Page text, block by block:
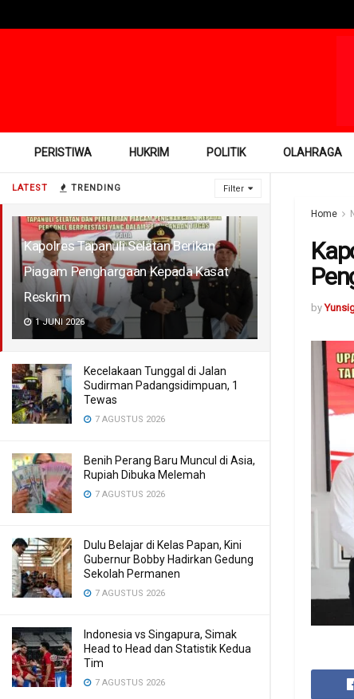
LATEST TRENDING Filter
Kapolres Tapanuli Selatan Berikan
Piagam Penghargaan Kepada Kasat
Reskrim
1 JUNI 2026
Kecelakaan Tunggal di Jalan
Sudirman Padangsidimpuan, 1
Tewas
7 AGUSTUS 2026
Benih Perang Baru Muncul di Asia,
Rupiah Dibuka Melemah
7 AGUSTUS 2026
Dulu Belajar di Kelas Papan, Kini
Gubernur Bobby Hadirkan Gedung
Sekolah Permanen
7 AGUSTUS 2026
Indonesia vs Singapura, Simak
Head to Head dan Statistik Kedua
Tim
7 AGUSTUS 2026
PERISTIWA HUKRIM POLITIK OLAHRAGA
Home
by